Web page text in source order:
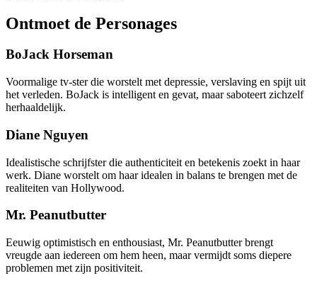
Ontmoet de Personages
BoJack Horseman
Voormalige tv-ster die worstelt met depressie, verslaving en spijt uit
het verleden. BoJack is intelligent en gevat, maar saboteert zichzelf
herhaaldelijk.
Diane Nguyen
Idealistische schrijfster die authenticiteit en betekenis zoekt in haar
werk. Diane worstelt om haar idealen in balans te brengen met de
realiteiten van Hollywood.
Mr. Peanutbutter
Eeuwig optimistisch en enthousiast, Mr. Peanutbutter brengt
vreugde aan iedereen om hem heen, maar vermijdt soms diepere
problemen met zijn positiviteit.